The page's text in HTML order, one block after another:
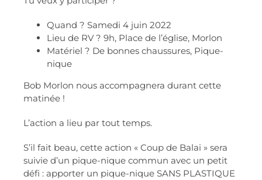
Quand ? Samedi 4 juin 2022
Lieu de RV ? 9h, Place de l’église, Morlon
Matériel ? De bonnes chaussures, Pique-
nique
Bob Morlon nous accompagnera durant cette
matinée !
L’action a lieu par tout temps.
S’il fait beau, cette action « Coup de Balai » sera
suivie d’un pique-nique commun avec un petit
défi : apporter un pique-nique SANS PLASTIQUE